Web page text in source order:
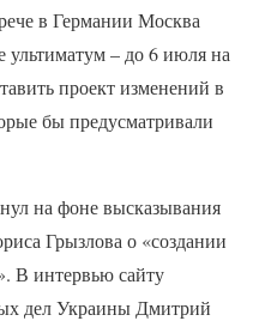
в Германии Москва
ультиматум – до 6 июля на
проект изменений в
бы предусматривали
на фоне высказывания
Грызлова о «создании
В интервью сайту
дел Украины Дмитрий